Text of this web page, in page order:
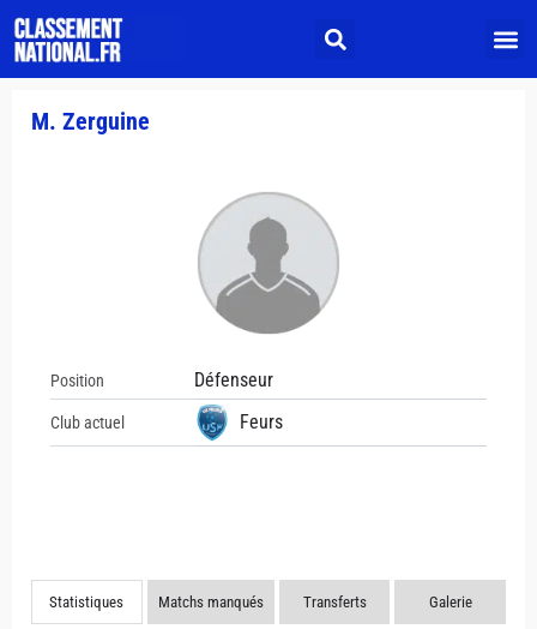
M. Zerguine
Position Défenseur
Club actuel Feurs
Statistiques Matchs manqués Transferts Galerie